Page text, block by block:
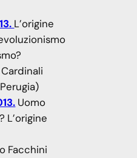
L’origine
Uomo
L’origine
Facchini